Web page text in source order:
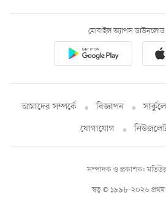
মোবাইল অ্যাপস
আমাদের সম্পর্কে বিজ্ঞাপন
যোগাযোগ
স্বত্ব © ১৯৯৮-২০২৬
সম্পাদক ও প্রকাশক: